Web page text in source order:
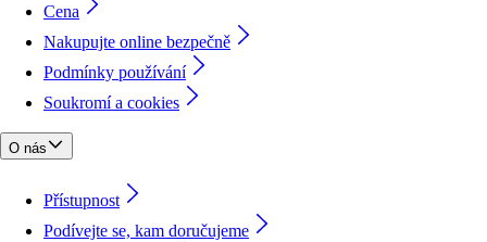
Cena
Nakupujte online bezpečně
Podmínky používání
Soukromí a cookies
O nás
Přístupnost
Podívejte se, kam doručujeme